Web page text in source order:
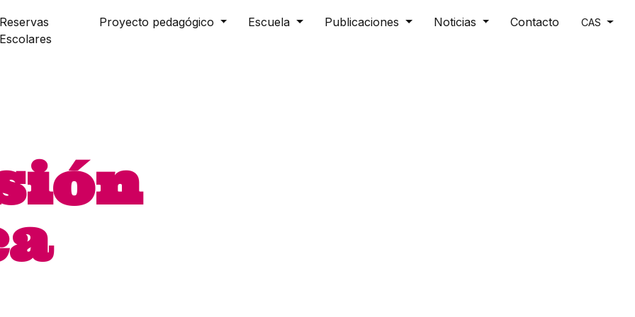
Reservas
Escolares
Proyecto pedagógico Escuela Publicaciones Noticias Contacto CAS